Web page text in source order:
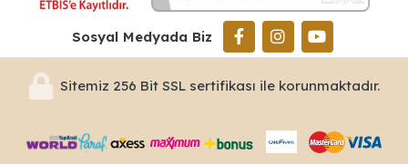
Sosyal Medyada Biz
Sitemiz 256 Bit SSL sertifikası ile korunmaktadır.